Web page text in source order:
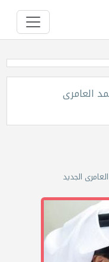
العامرى
الجديد